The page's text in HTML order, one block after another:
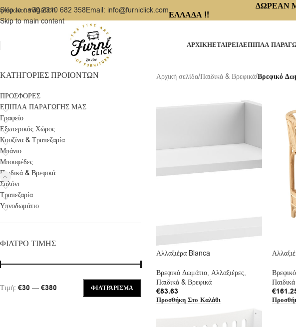
Skip to navigation
Skip to main content
+30 2310 682 358Email: info@furniclick.com
ΔΩΡΕΑΝ
ΕΛΛΑΔΑ !!
ΑΡΧΙΚΗΕΤΑΙΡΕΙΑΕΠΙΠΛΑ
ΚΑΤΗΓΟΡΙΕΣ ΠΡΟΙΟΝΤΩΝ
ΠΡΟΣΦΟΡΕΣ
ΕΠΙΠΛΑ ΠΑΡΑΓΩΓΗΣ ΜΑΣ
Γραφείο
Εξωτερικός Χώρος
Κουζίνα & Τραπεζαρία
Μπάνιο
Μπουφέδες
Παιδικά & Βρεφικά
Σαλόνι
Τραπεζαρία
Υπνοδωμάτιο
ΦΙΛΤΡΟ ΤΙΜΗΣ
ΦΙΛΤΡΆΡΙΣΜΑ
Τιμή: €30 — €380
Αρχική σελίδα/Παιδικά & Βρεφικά/Βρεφικό
Αλλαξιέρα Blanca
Βρεφικό Δωμάτιο, Αλλαξιέρες,
Παιδικά & Βρεφικά
€83.63
Προσθήκη Στο Καλάθι
€